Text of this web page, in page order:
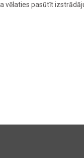
vēlaties pasūtīt